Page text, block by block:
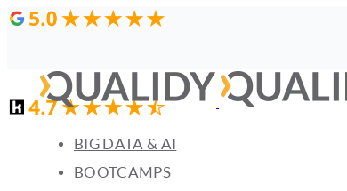
Links
Zur
Navigation
springen
springen
BIG DATA & AI
BOOTCAMPS